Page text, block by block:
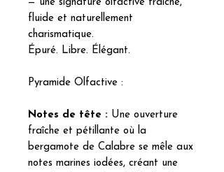
— une signature olfactive fraîche,
fluide et naturellement
charismatique.
Épuré. Libre. Élégant.
Pyramide Olfactive :
Notes de tête : Une ouverture
fraîche et pétillante où la
bergamote de Calabre se mêle aux
notes marines iodées, créant une